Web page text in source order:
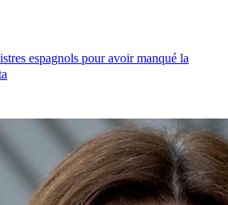
espagnols pour avoir manqué la